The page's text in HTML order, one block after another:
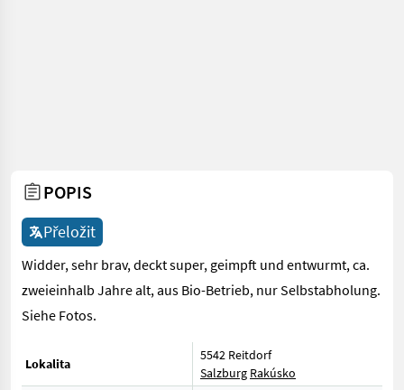
POPIS
Přeložit
Widder, sehr brav, deckt super, geimpft und entwurmt, ca.
zweieinhalb Jahre alt, aus Bio-Betrieb, nur Selbstabholung.
Siehe Fotos.
Lokalita
5542 Reitdorf
Salzburg Rakúsko